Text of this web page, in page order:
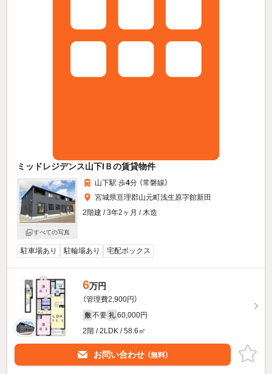
ミッドレジデンス山下IＢの賃貸物件
すべての写真
山下駅 歩4分 （常磐線）
宮城県亘理郡山元町浅生原字館新田
2階建 / 3年2ヶ月 / 木造
駐車場あり 駐輪場あり 宅配ボックス
6万円
（管理費2,900円）
敷 不要 礼 60,000円
2階 / 2LDK / 58.6㎡
お問い合わせ （無料）